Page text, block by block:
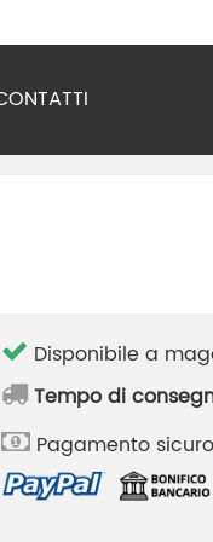
Disponibile a
Tempo di
Pagamento